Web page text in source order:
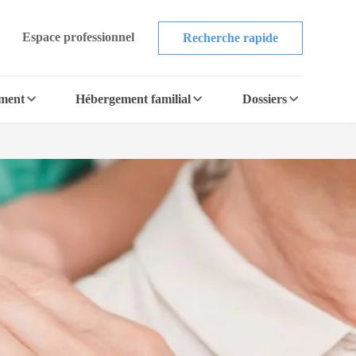
Espace professionnel Recherche rapide
Hébergement familial Dossiers